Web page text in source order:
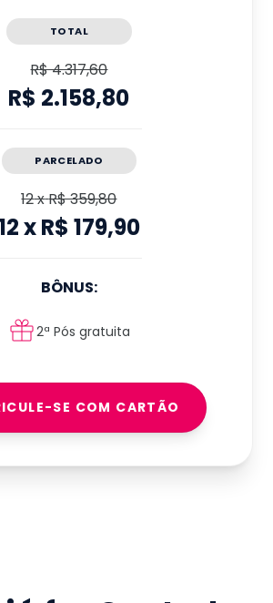
TOTAL
R$ 4.317,60
R$ 2.158,80
PARCELADO
12xR$ 359,80
xR$ 179,90
BÔNUS:
2ª Pós gratuita
SE COM CARTÃO